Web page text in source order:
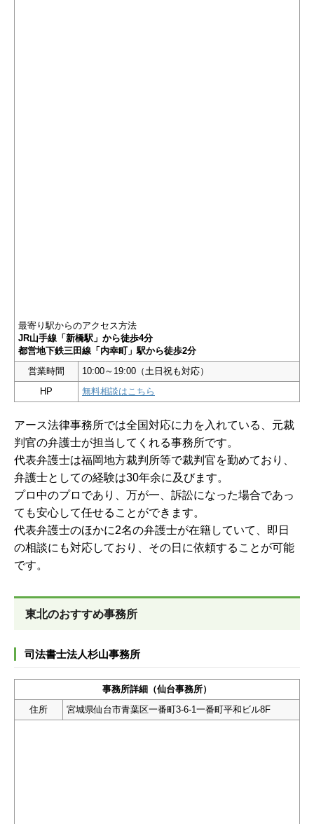
最寄り駅からのアクセス方法
JR山手線「新橋駅」から徒歩4分
都営地下鉄三田線「内幸町」駅から徒歩2分
営業時間
10:00～19:00（土日祝も対応）
HP
無料相談はこちら
アース法律事務所では全国対応に力を入れている、元裁
判官の弁護士が担当してくれる事務所です。
代表弁護士は福岡地方裁判所等で裁判官を勤めており、
弁護士としての経験は30年余に及びます。
プロ中のプロであり、万が一、訴訟になった場合であっ
ても安心して任せることができます。
代表弁護士のほかに2名の弁護士が在籍していて、即日
の相談にも対応しており、その日に依頼することが可能
です。
東北のおすすめ事務所
司法書士法人杉山事務所
事務所詳細（仙台事務所）
住所
宮城県仙台市青葉区一番町3-6-1一番町平和ビル8F